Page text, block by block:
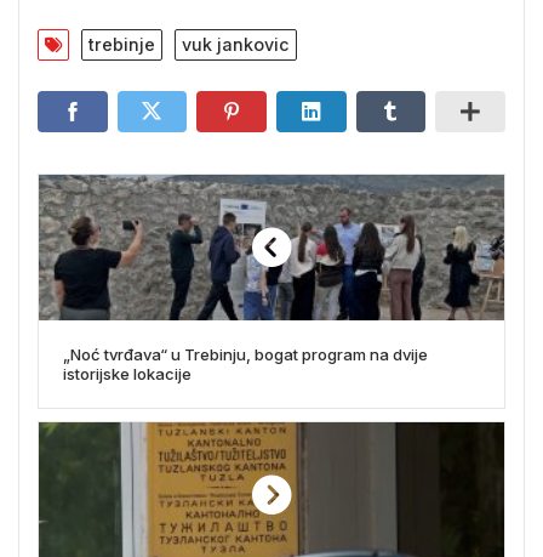
trebinje vuk jankovic
„Noć tvrđava“ u Trebinju, bogat program na dvije
istorijske lokacije